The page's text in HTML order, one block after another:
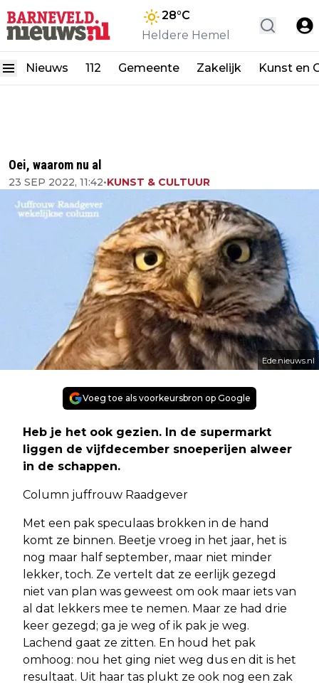
28°C
Heldere Hemel
Nieuws 112 Gemeente Zakelijk Kunst en
Oei, waarom nu al
23 SEP 2022, 11:42•KUNST & CULTUUR
Ede.nieuws.nl
Voeg toe als voorkeursbron op Google
Heb je het ook gezien. In de supermarkt
liggen de vijfdecember snoeperijen alweer
in de schappen.
Column juffrouw Raadgever
Met een pak speculaas brokken in de hand
komt ze binnen. Beetje vroeg in het jaar, het is
nog maar half september, maar niet minder
lekker, toch. Ze vertelt dat ze eerlijk gezegd
niet van plan was geweest om ook maar iets van
al dat lekkers mee te nemen. Maar ze had drie
keer gezegd; ga je weg of ik pak je weg.
Lachend gaat ze zitten. En houd het pak
omhoog: nou het ging niet weg dus en dit is het
resultaat. Uit haar tas plukt ze ook nog een zak